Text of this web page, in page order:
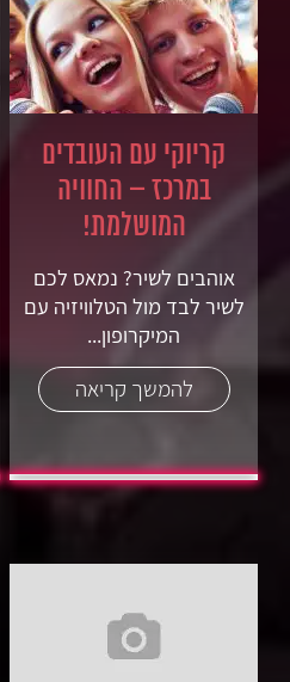
קריוקי עם העובדים
במרכז – החוויה
המושלמת!
אוהבים לשיר? נמאס לכם
לשיר לבד מול הטלוויזיה עם
המיקרופון...
להמשך קריאה